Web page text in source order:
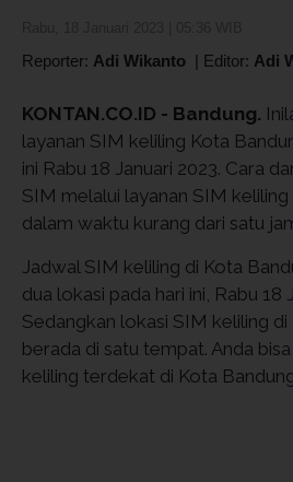
Reporter: Adi Wikanto | Editor: Adi
KONTAN.CO.ID - Bandung.
layanan SIM keliling Kota
ini Rabu 18 Januari 2023. Cara
SIM melalui layanan SIM keliling
dalam waktu kurang dari satu
Jadwal SIM keliling di Kota
dua lokasi pada hari ini, Rabu 18
Sedangkan lokasi SIM keliling di
berada di satu tempat. Anda
keliling terdekat di Kota